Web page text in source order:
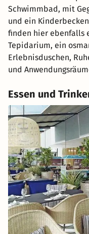
Schwimmbad, mit
und ein
finden hier ebenfalls
Tepidarium, ein
Erlebnisduschen,
und
Essen und